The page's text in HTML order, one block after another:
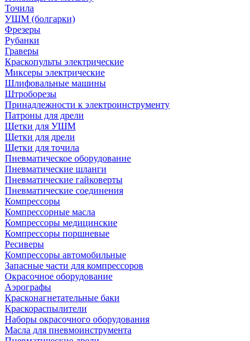
Точила
УШМ (болгарки)
Фрезеры
Рубанки
Граверы
Краскопульты электрические
Миксеры электрические
Шлифовальные машины
Штроборезы
Принадлежности к электроинструменту
Патроны для дрели
Щетки для УШМ
Щетки для дрели
Щетки для точила
Пневматическое оборудование
Пневматические шланги
Пневматические гайковерты
Пневматические соединения
Компрессоры
Компрессорные масла
Компрессоры медицинские
Компрессоры поршневые
Ресиверы
Компрессоры автомобильные
Запасные части для компрессоров
Окрасочное оборудование
Аэрографы
Красконагнетательные баки
Краскораспылители
Наборы окрасочного оборудования
Масла для пневмоинструмента